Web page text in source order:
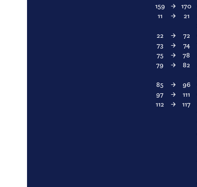
159 → 170
11
→ 21
22 → 72
73
→ 74
75
→ 78
79
→ 82
85 → 96
97
→ 111
112
→ 117